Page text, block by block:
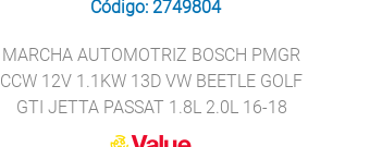
Código: 2749804
MARCHA AUTOMOTRIZ BOSCH PMGR
CCW 12V 1.1KW 13D VW BEETLE GOLF
GTI JETTA PASSAT 1.8L 2.0L 16-18
VALUE STARTER 30417